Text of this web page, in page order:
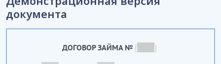
документа
ДОГОВОР ЗАЙМА № [
]